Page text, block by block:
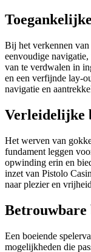
Bij het verkennen van
eenvoudige
van te verdwalen in
en een verfijnde lay-
navigatie en
Verleidelijke
Het werven van
fundament leggen
opwinding erin en
inzet van Pistolo
naar plezier en
Betrouwbare
Een boeiende
mogelijkheden die